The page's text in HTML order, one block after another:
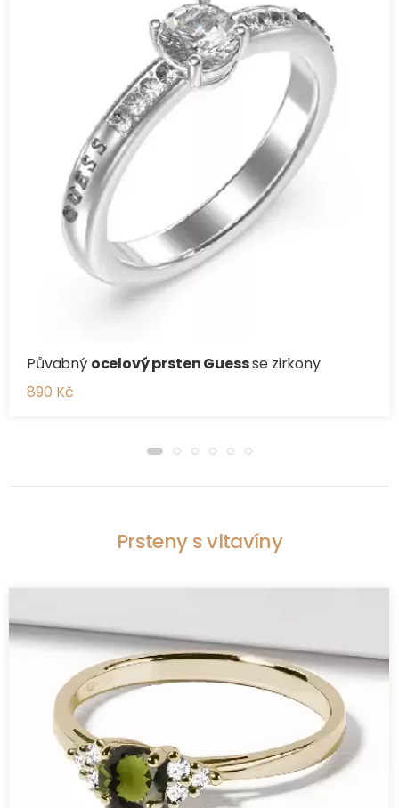
Půvabný ocelový prsten Guessse zirkony
890 Kč
Prsteny s vltavíny